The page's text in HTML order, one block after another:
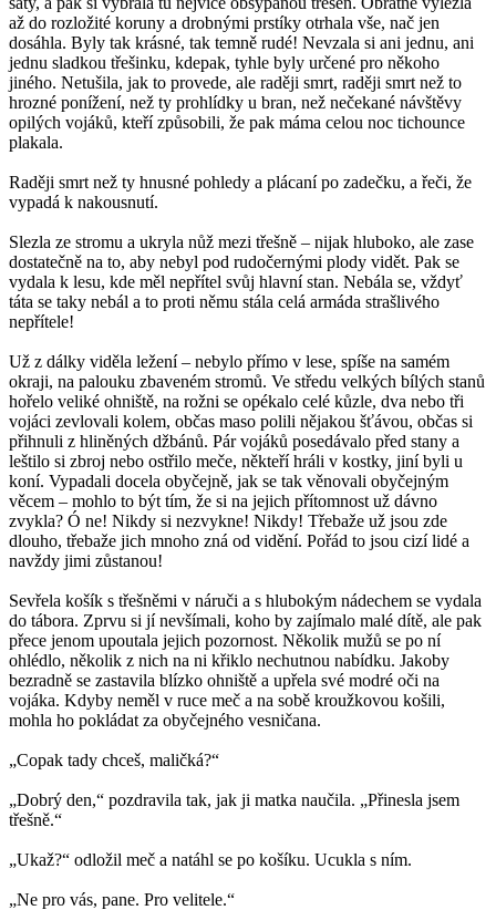
až do rozložité koruny a drobnými prstíky otrhala vše, nač jen
dosáhla. Byly tak krásné, tak temně rudé! Nevzala si ani jednu, ani
jednu sladkou třešinku, kdepak, tyhle byly určené pro někoho
jiného. Netušila, jak to provede, ale raději smrt, raději smrt než to
hrozné ponížení, než ty prohlídky u bran, než nečekané návštěvy
opilých vojáků, kteří způsobili, že pak máma celou noc tichounce
plakala.
Raději smrt než ty hnusné pohledy a plácaní po zadečku, a řeči, že
vypadá k nakousnutí.
Slezla ze stromu a ukryla nůž mezi třešně – nijak hluboko, ale zase
dostatečně na to, aby nebyl pod rudočernými plody vidět. Pak se
vydala k lesu, kde měl nepřítel svůj hlavní stan. Nebála se, vždyť
táta se taky nebál a to proti němu stála celá armáda strašlivého
nepřítele!
Už z dálky viděla ležení – nebylo přímo v lese, spíše na samém
okraji, na palouku zbaveném stromů. Ve středu velkých bílých stanů
hořelo veliké ohniště, na rožni se opékalo celé kůzle, dva nebo tři
vojáci zevlovali kolem, občas maso polili nějakou šťávou, občas si
přihnuli z hliněných džbánů. Pár vojáků posedávalo před stany a
leštilo si zbroj nebo ostřilo meče, někteří hráli v kostky, jiní byli u
koní. Vypadali docela obyčejně, jak se tak věnovali obyčejným
věcem – mohlo to být tím, že si na jejich přítomnost už dávno
zvykla? Ó ne! Nikdy si nezvykne! Nikdy! Třebaže už jsou zde
dlouho, třebaže jich mnoho zná od vidění. Pořád to jsou cizí lidé a
navždy jimi zůstanou!
Sevřela košík s třešněmi v náruči a s hlubokým nádechem se vydala
do tábora. Zprvu si jí nevšímali, koho by zajímalo malé dítě, ale pak
přece jenom upoutala jejich pozornost. Několik mužů se po ní
ohlédlo, několik z nich na ni křiklo nechutnou nabídku. Jakoby
bezradně se zastavila blízko ohniště a upřela své modré oči na
vojáka. Kdyby neměl v ruce meč a na sobě kroužkovou košili,
mohla ho pokládat za obyčejného vesničana.
„Copak tady chceš, maličká?“
„Dobrý den,“ pozdravila tak, jak ji matka naučila. „Přinesla jsem
třešně.“
„Ukaž?“ odložil meč a natáhl se po košíku. Ucukla s ním.
„Ne pro vás, pane. Pro velitele.“